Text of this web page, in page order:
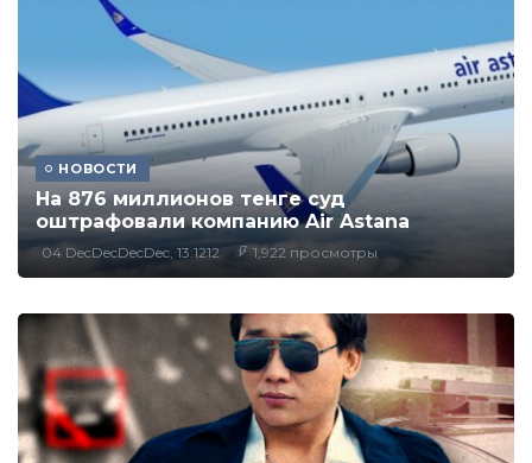
НОВОСТИ
На 876 миллионов тенге суд
оштрафовали компанию Air Astana
04 DecDecDecDec, 13:1212 1,922 просмотры